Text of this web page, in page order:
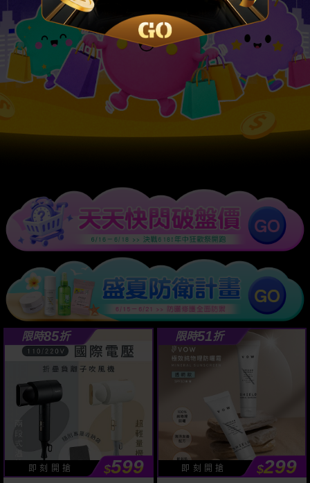
限時85折
即 刻 開 搶 $599
限時51折
即 刻 開 搶 $299